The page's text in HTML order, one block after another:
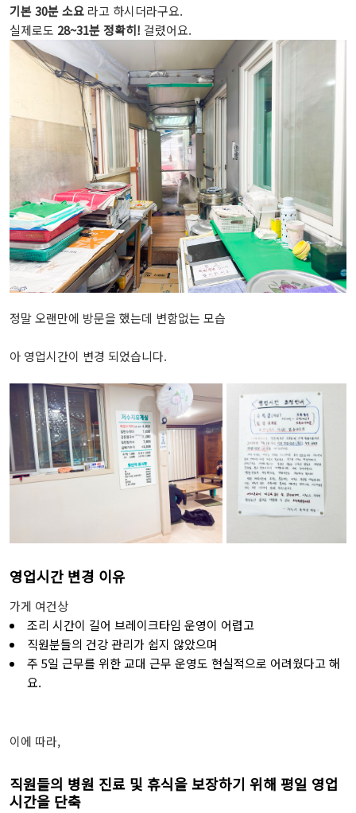
기본 30분 소요 라고 하시더라구요.
실제로도 28~31분 정확히! 걸렸어요.
정말 오랜만에 방문을 했는데 변함없는 모습
아 영업시간이 변경 되었습니다.
영업시간 변경 이유
가게 여건상
조리 시간이 길어 브레이크타임 운영이 어렵고
직원분들의 건강 관리가 쉽지 않았으며
주 5일 근무를 위한 교대 근무 운영도 현실적으로 어려웠다고 해
요.
이에 따라,
직원들의 병원 진료 및 휴식을 보장하기 위해 평일 영업
시간을 단축